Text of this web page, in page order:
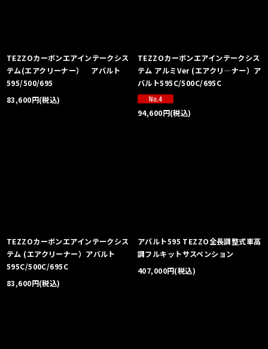
TEZZOカーボンエアインテークシス
テム(エアクリーナー） アバルト
595/500/695
83,600円(税込)
TEZZOカーボンエアインテークシス
テム アルミVer (エアクリ―ナー）ア
バルト595C/500C/695C
94,600円(税込)
TEZZOカーボンエアインテークシス
テム (エアクリーナー）アバルト
595C/500C/695C
83,600円(税込)
アバルト595 TEZZO全長調整式車高
調フルキットサスペンション
407,000円(税込)